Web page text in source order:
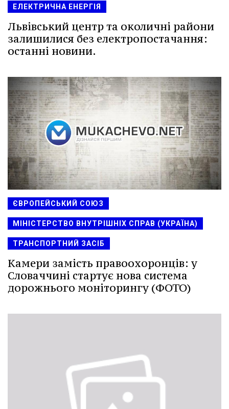
ЕЛЕКТРИЧНА ЕНЕРГІЯ
Львівський центр та околичні райони
залишилися без електропостачання:
останні новини.
ЄВРОПЕЙСЬКИЙ СОЮЗ
МІНІСТЕРСТВО ВНУТРІШНІХ СПРАВ (УКРАЇНА)
ТРАНСПОРТНИЙ ЗАСІБ
Камери замість правоохоронців: у
Словаччині стартує нова система
дорожнього моніторингу (ФОТО)